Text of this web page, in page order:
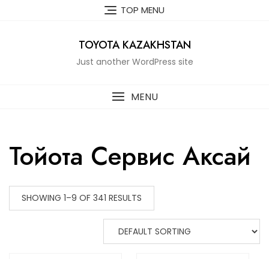
TOP MENU
TOYOTA KAZAKHSTAN
Just another WordPress site
MENU
Тойота Сервис Аксай
SHOWING 1–9 OF 341 RESULTS